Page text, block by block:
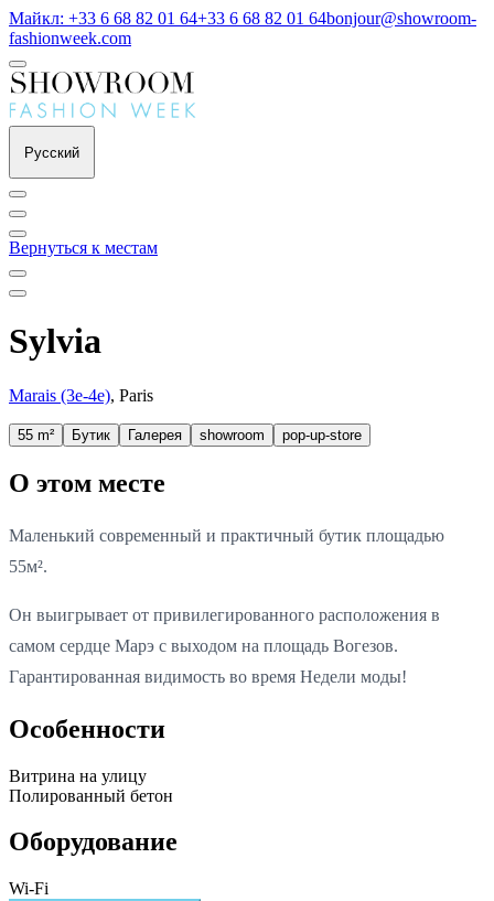
Майкл: +33 6 68 82 01 64+33 6 68 82 01 64bonjour@showroom-
fashionweek.com
Русский
Вернуться к местам
Sylvia
Marais (3e-4e), Paris
55 m² Бутик Галерея showroom pop-up-store
О этом месте
Маленький современный и практичный бутик площадью
55м².
Он выигрывает от привилегированного расположения в
самом сердце Марэ с выходом на площадь Вогезов.
Гарантированная видимость во время Недели моды!
Особенности
Витрина на улицу
Полированный бетон
Оборудование
Wi-Fi